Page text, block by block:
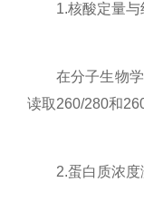
1.核酸定量与
在分子生物学
读取260/280和
2.蛋白质浓度